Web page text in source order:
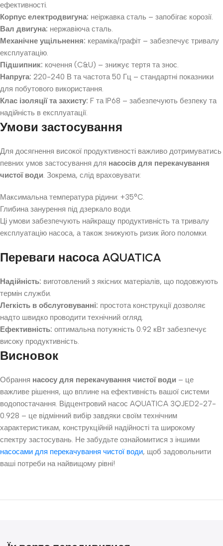
ефективності.
Корпус електродвигуна: неіржавка сталь – запобігає корозії.
Вал двигуна: нержавіюча сталь.
Механічне ущільнення: кераміка/графіт – забезпечує тривалу
експлуатацію.
Підшипник: кочення (C&U) – знижує тертя та знос.
Напруга: 220-240 В та частота 50 Гц – стандартні показники
для побутового використання.
Клас ізоляції та захисту: F та IP68 – забезпечують безпеку та
надійність в експлуатації.
Умови застосування
Для досягнення високої продуктивності важливо дотримуватись
певних умов застосування для насосів для перекачування
чистої води. Зокрема, слід враховувати:
Максимальна температура рідини: +35°C.
Глибина занурення під дзеркало води.
Ці умови забезпечують найкращу продуктивність та тривалу
експлуатацію насоса, а також знижують ризик його поломки.
Переваги насоса AQUATICA
Надійність: виготовлений з якісних матеріалів, що подовжують
термін служби.
Легкість в обслуговуванні: простота конструкції дозволяє
надто швидко проводити технічний огляд.
Ефективність: оптимальна потужність 0.92 кВт забезпечує
високу продуктивність.
Висновок
Обрання насосу для перекачування чистої води – це
важливе рішення, що вплине на ефективність вашої системи
водопостачання. Відцентровий насос AQUATICA 3QJED2-27-
0.928 – це відмінний вибір завдяки своїм технічним
характеристикам, конструкційній надійності та широкому
спектру застосувань. Не забудьте ознайомитися з іншими
насосами для перекачування чистої води, щоб задовольнити
ваші потреби на найвищому рівні!